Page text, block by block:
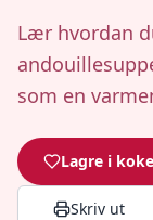
Lær hvordan
som en
Lagre i
Skriv ut